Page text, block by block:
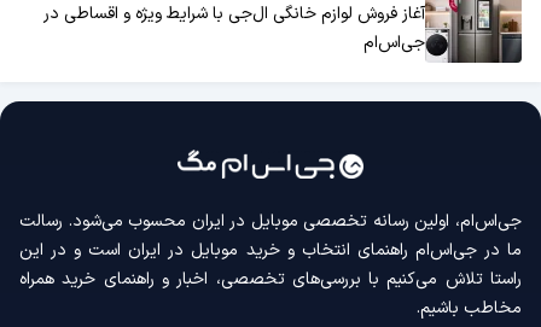
آغاز فروش لوازم خانگی ال‌جی با شرایط ویژه و اقساطی در
جی‌اس‌ام
جی‌اس‌ام، اولین رسانه‌ تخصصی موبایل در ایران محسوب می‌شود. رسالت
ما در جی‌اس‌ام راهنمای انتخاب و خرید موبایل در ایران است و در این
راستا تلاش می‌کنیم با بررسی‌های تخصصی، اخبار و راهنمای خرید همراه
مخاطب باشیم.